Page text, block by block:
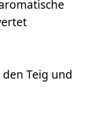
Teig und